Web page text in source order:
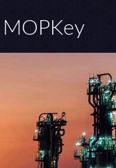
MOPKey